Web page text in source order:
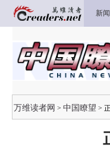
新闻
万维读者网 > 中国瞭望 >